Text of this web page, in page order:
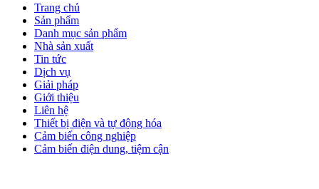
Trang chủ
Sản phẩm
Danh mục sản phẩm
Nhà sản xuất
Tin tức
Dịch vụ
Giải pháp
Giới thiệu
Liên hệ
Thiết bị điện và tự động hóa
Cảm biến công nghiệp
Cảm biến điện dung, tiệm cận